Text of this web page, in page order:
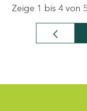
Zeige 1 bis 4 von